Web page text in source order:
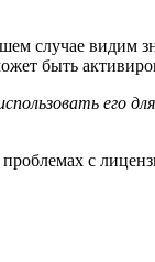
случае
быть
его
с